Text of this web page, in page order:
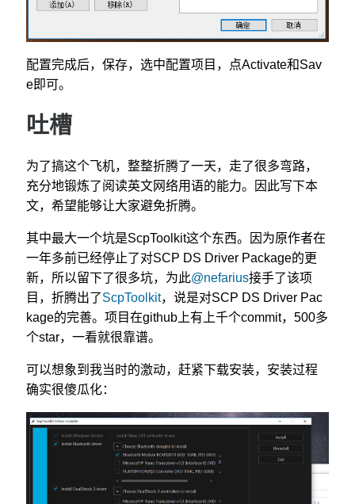
配置完成后，保存，选中配置项目，点Activate和Sav
e即可。
吐槽
为了搞这个飞机，整整折腾了一天，走了很多弯路，
充分地锻炼了阅读英文网络用语的能力。因此写下本
文，希望能够让大家避免折腾。
其中最大一个坑是ScpToolkit这个东西。因为原作者在
一年多前已经停止了对SCP DS Driver Package的更
新，所以留下了很多坑，为此@nefarius接手了该项
目，折腾出了ScpToolkit，说是对SCP DS Driver Pac
kage的完善。项目在github上有上千个commit，500多
个star，一看就很靠谱。
可以想象到我当时的激动，赶紧下载安装，安装过程
确实很傻瓜化：